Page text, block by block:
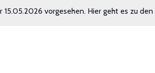
Hinweis
15.05.2026 vorgesehen. Hier geht es zu den